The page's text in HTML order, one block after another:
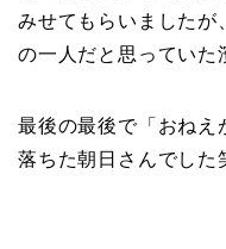
みせてもらいましたが
の一人だと思っていた
最後の最後で「おねえ
落ちた朝日さんでした